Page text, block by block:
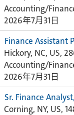
Accounting/
2026年7月31日
Finance Assistant
Hickory, NC, US,
Accounting/
2026年7月31日
Sr. Finance
Corning, NY, US,